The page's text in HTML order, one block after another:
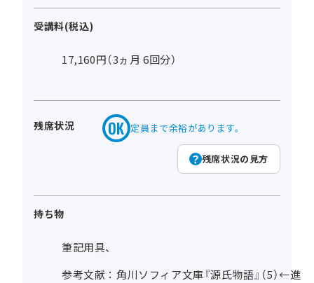
受講料(税込)
17,160円（3ヵ月 6回分）
残席状況 定員まで余裕があります。
残席状況の見方
持ち物
筆記用具、
参考文献：角川ソフィア文庫『源氏物語』（5）←進